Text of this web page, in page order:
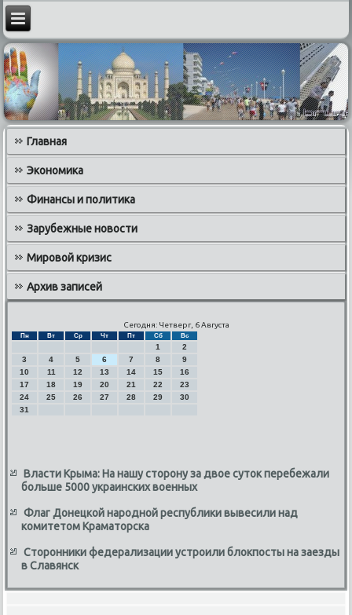
Главная
Экономика
Финансы и политика
Зарубежные новости
Мировой кризис
Архив записей
Сегодня: Четверг, 6 Августа
Пн Вт Ср Чт Пт Сб Вс
1
2
3
4 5 6 7 8
9
10
11 12 13 14 15
16
17
18 19 20 21 22
23
24
25 26 27 28 29
30
31
Власти Крыма: На нашу сторону за двое суток перебежали
больше 5000 украинских военных
Флаг Донецкой народной республики вывесили над
комитетом Краматорска
Сторонники федерализации устроили блокпосты на заезды
в Славянск